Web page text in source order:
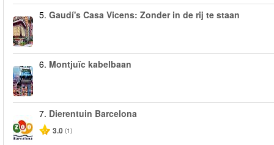
5. Gaudí's Casa Vicens: Zonder in de rij te staan
6. Montjuïc kabelbaan
7. Dierentuin Barcelona
3.0 (1)